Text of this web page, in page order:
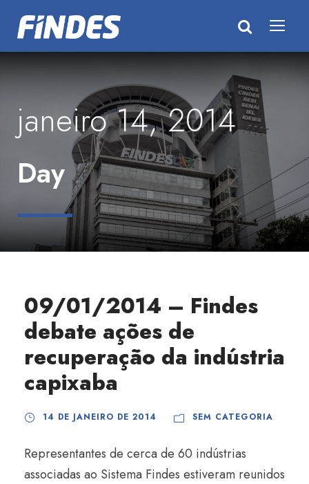
janeiro 14, 2014
Day
09/01/2014 – Findes
debate ações de
recuperação da indústria
capixaba
14 DE JANEIRO DE 2014 SEM CATEGORIA
Representantes de cerca de 60 indústrias
associadas ao Sistema Findes estiveram reunidos